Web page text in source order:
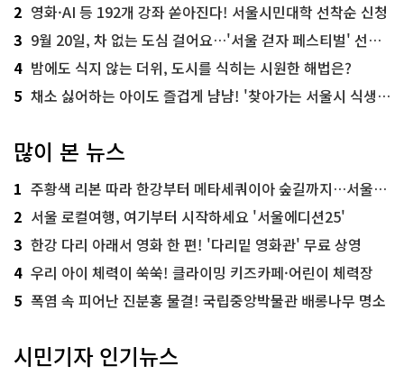
2 영화·AI 등 192개 강좌 쏟아진다! 서울시민대학 선착순 신청
3 9월 20일, 차 없는 도심 걸어요…'서울 걷자 페스티벌' 선착순 5천명
4 밤에도 식지 않는 더위, 도시를 식히는 시원한 해법은?
5 채소 싫어하는 아이도 즐겁게 냠냠! '찾아가는 서울시 식생활 교육' 현장
많이 본 뉴스
1 주황색 리본 따라 한강부터 메타세쿼이아 숲길까지…서울둘레길 15코스
2 서울 로컬여행, 여기부터 시작하세요 '서울에디션25'
3 한강 다리 아래서 영화 한 편! '다리밑 영화관' 무료 상영
4 우리 아이 체력이 쑥쑥! 클라이밍 키즈카페·어린이 체력장
5 폭염 속 피어난 진분홍 물결! 국립중앙박물관 배롱나무 명소
시민기자 인기뉴스